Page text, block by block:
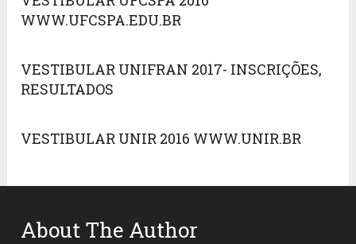
WWW.UFCSPA.EDU.BR
VESTIBULAR UNIFRAN 2017- INSCRIÇÕES,
RESULTADOS
VESTIBULAR UNIR 2016 WWW.UNIR.BR
About The Author